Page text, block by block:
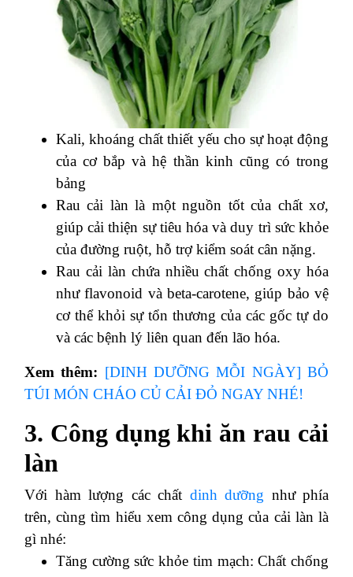
Kali, khoáng chất thiết yếu cho sự hoạt động
của cơ bắp và hệ thần kinh cũng có trong
bảng
Rau cải làn là một nguồn tốt của chất xơ,
giúp cải thiện sự tiêu hóa và duy trì sức khỏe
của đường ruột, hỗ trợ kiểm soát cân nặng.
Rau cải làn chứa nhiều chất chống oxy hóa
như flavonoid và beta-carotene, giúp bảo vệ
cơ thể khỏi sự tổn thương của các gốc tự do
và các bệnh lý liên quan đến lão hóa.
Xem thêm: [DINH DƯỠNG MỖI NGÀY] BỎ
TÚI MÓN CHÁO CỦ CẢI ĐỎ NGAY NHÉ!
3. Công dụng khi ăn rau cải
làn
Với hàm lượng các chất dinh dưỡng như phía
trên, cùng tìm hiểu xem công dụng của cải làn là
gì nhé:
Tăng cường sức khỏe tim mạch: Chất chống